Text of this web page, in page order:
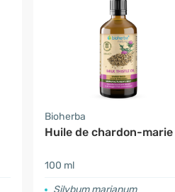
Bioherba
Huile de chardon-marie
100 ml
Silybum marianum